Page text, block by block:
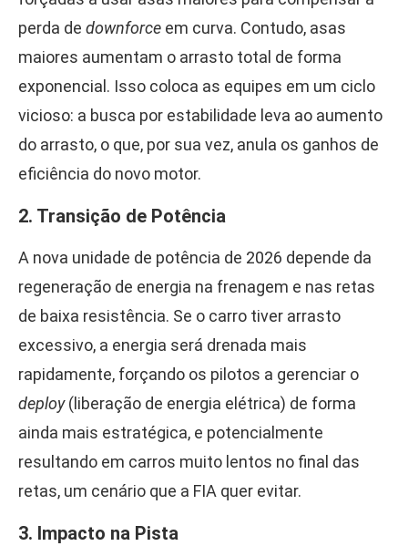
perda de downforce em curva. Contudo, asas
maiores aumentam o arrasto total de forma
exponencial. Isso coloca as equipes em um ciclo
vicioso: a busca por estabilidade leva ao aumento
do arrasto, o que, por sua vez, anula os ganhos de
eficiência do novo motor.
2. Transição de Potência
A nova unidade de potência de 2026 depende da
regeneração de energia na frenagem e nas retas
de baixa resistência. Se o carro tiver arrasto
excessivo, a energia será drenada mais
rapidamente, forçando os pilotos a gerenciar o
deploy(liberação de energia elétrica) de forma
ainda mais estratégica, e potencialmente
resultando em carros muito lentos no final das
retas, um cenário que a FIA quer evitar.
3. Impacto na Pista